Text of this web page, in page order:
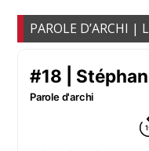
PAROLE D’ARCHI |